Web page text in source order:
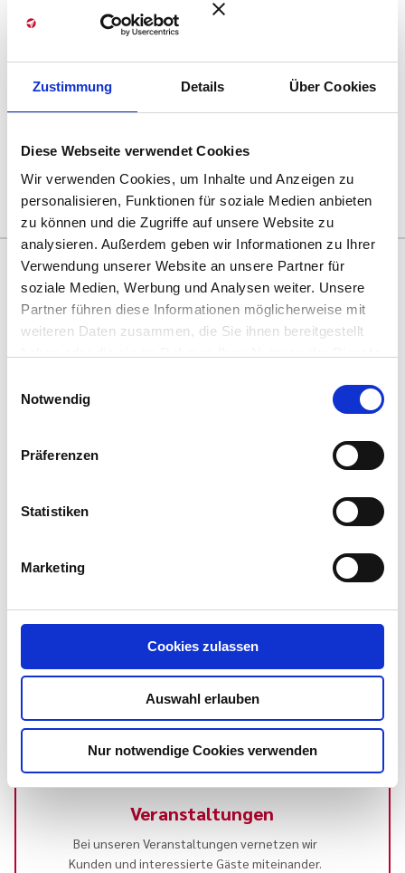
Zustimmung Details Über Cookies
Diese Webseite verwendet Cookies
Wir verwenden Cookies, um Inhalte und Anzeigen zu
personalisieren, Funktionen für soziale Medien anbieten
zu können und die Zugriffe auf unsere Website zu
analysieren. Außerdem geben wir Informationen zu Ihrer
Verwendung unserer Website an unsere Partner für
soziale Medien, Werbung und Analysen weiter. Unsere
Partner führen diese Informationen möglicherweise mit
weiteren Daten zusammen, die Sie ihnen bereitgestellt
Cookies, wenn Sie unsere Webseite weiterhin nutzen.
Notwendig
Präferenzen
Statistiken
Marketing
Cookies zulassen
Auswahl erlauben
Nur notwendige Cookies verwenden
Die Projektmanagement-Optimierung organisieren wir
immer selbst als eigenes Projekt, welches mit agilen
Methoden bearbeitet wird. Damit können wir schrittweise
Organisation fokussieren und eine lernende
Projektorganisation kreieren.
Das könnte Sie auch interessieren
Menschen nach sich. Gutes Change Management
…
Team
Lernen Sie unser Team kennen.
Veranstaltungen
Bei unseren Veranstaltungen vernetzen wir
Kunden und interessierte Gäste miteinander.